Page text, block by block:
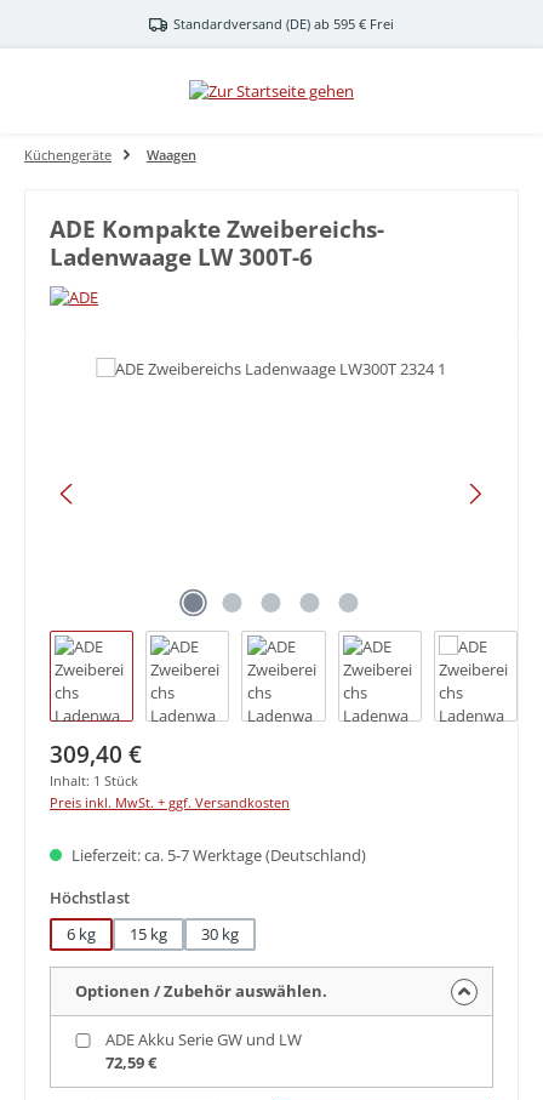
Zum Hauptinhalt springenStandardversand (DE) ab 595 € Frei
Küchengeräte Waagen
ADE Kompakte Zweibereichs-
Ladenwaage LW 300T-6
Bildergalerie überspringen
Regulärer Preis:
309,40 €
Inhalt: 1 Stück
Preis inkl. MwSt. + ggf. Versandkosten
Lieferzeit: ca. 5-7 Werktage (Deutschland)
Höchstlastauswählen
6 kg
15 kg 30 kg
Optionen / Zubehör auswählen.
ADE Akku Serie GW und LW
72,59 €